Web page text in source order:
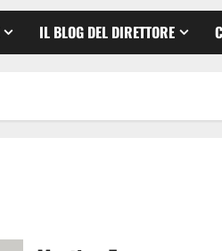
IL BLOG DEL DIRETTORE